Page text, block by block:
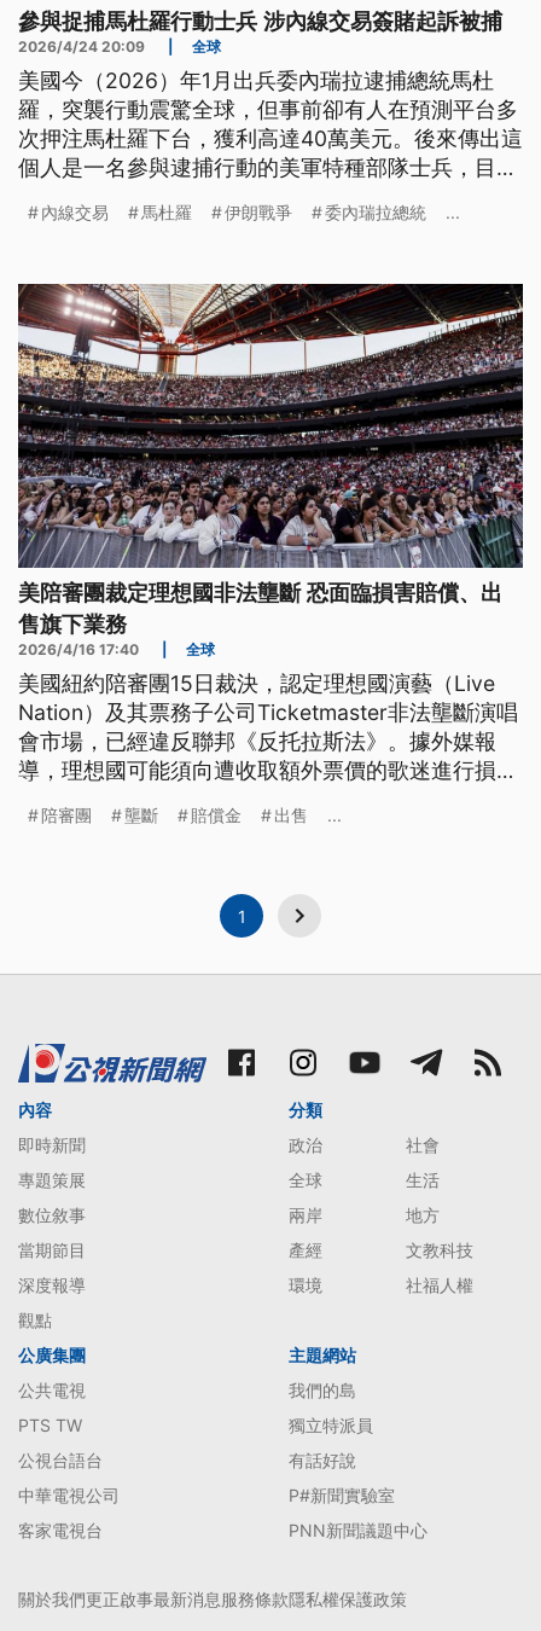
參與捉捕馬杜羅行動士兵 涉內線交易簽賭起訴被捕
2026/4/24 20:09 全球
美國今（2026）年1月出兵委內瑞拉逮捕總統馬杜
羅，突襲行動震驚全球，但事前卻有人在預測平台多
次押注馬杜羅下台，獲利高達40萬美元。後來傳出這
個人是一名參與逮捕行動的美軍特種部隊士兵，目前
內線交易 馬杜羅 伊朗戰爭 委內瑞拉總統 ...
美陪審團裁定理想國非法壟斷 恐面臨損害賠償、出
售旗下業務
2026/4/16 17:40 全球
美國紐約陪審團15日裁決，認定理想國演藝（Live
Nation）及其票務子公司Ticketmaster非法壟斷演唱
會市場，已經違反聯邦《反托拉斯法》。據外媒報
導，理想國可能須向遭收取額外票價的歌迷進行損害
陪審團 壟斷 賠償金 出售 ...
1
內容
即時新聞
專題策展
數位敘事
當期節目
深度報導
觀點
分類
政治
社會
全球
生活
兩岸
地方
產經
文教科技
環境
社福人權
公廣集團
公共電視
PTS TW
公視台語台
中華電視公司
客家電視台
主題網站
我們的島
獨立特派員
有話好說
P#新聞實驗室
PNN新聞議題中心
關於我們更正啟事最新消息服務條款隱私權保護政策